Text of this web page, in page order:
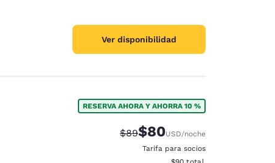
Ver disponibilidad
RESERVA AHORA Y AHORRA 10 %
Precio tachado:
$89Precio con descuento:
$80USD/noche
Tarifa para socios
Ver detalles del total